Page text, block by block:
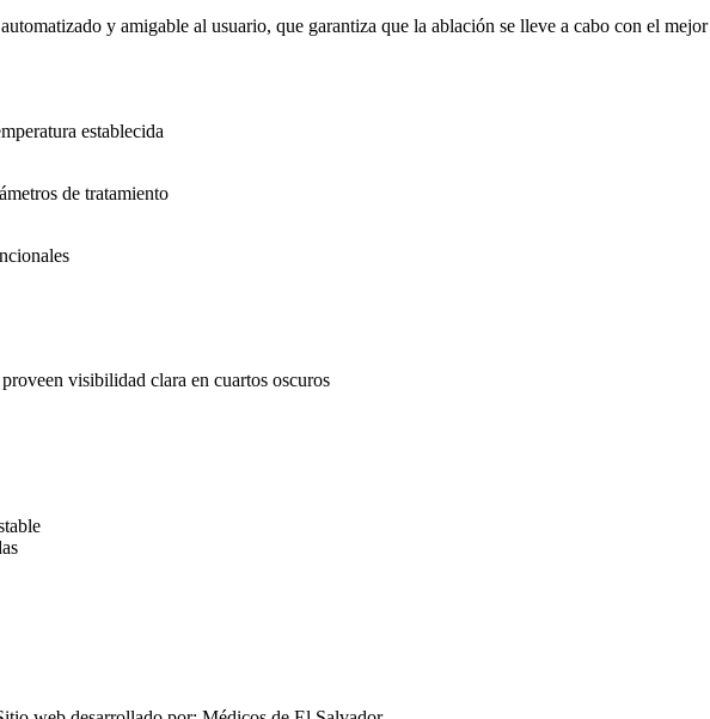
y amigable al usuario, que garantiza que la ablación se lleve a cabo con el
establecida
de tratamiento
visibilidad clara en cuartos oscuros